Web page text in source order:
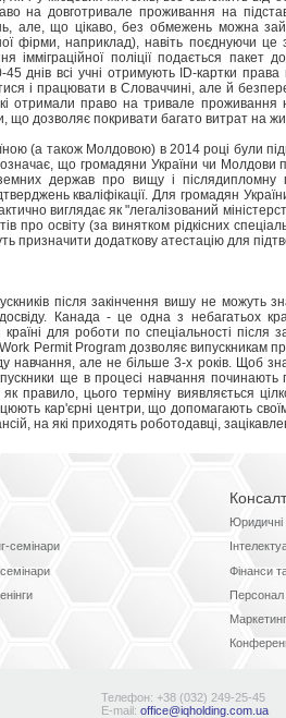
на довготривале проживання на
але, що цікаво, без обмежень можна
фірми, наприклад), навіть поєднуючи це
імміграційної поліції подається
днів всі учні отримують ID-картки
і працювати в Словаччині, але й
отримали право на тривале
що дозволяє покривати багато витрат на
(а також Молдовою) в 2014 році були
означає, що громадяни України чи Молдови
держав про вищу і післядипломну
кваліфікації. Для громадян
виглядає як "легалізований
про освіту (за винятком рідкісних
призначити додаткову атестацію для
після закінчення вишу не можуть
Канада - це одна з небагатьох
для роботи по спеціальності після
Permit Program дозволяє випускникам
навчання, але не більше 3-х років. Щоб
ще в процесі навчання починають
правило, цього терміну виявляється
кар'єрні центри, що допомагають
на які приходять роботодавці,
семінари
семінари
Юридичні
Фінанси
Персонал
Маркетинг
Телефон: +38 (032) 249-25-45
Е-mail: office@iqholding.com.ua